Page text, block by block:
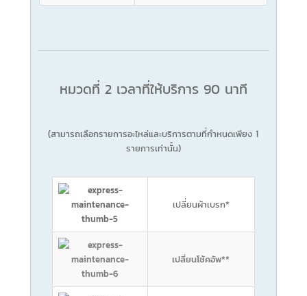
หมวดที่ 2 เวลาที่ให้บริการ 90 นาที
(สามารถเลือกรายการอะไหล่และบริการตามที่กำหนดเพียง 1
รายการเท่านั้น)
เปลี่ยนผ้าเบรก*
เปลี่ยนโช้คอัพ**